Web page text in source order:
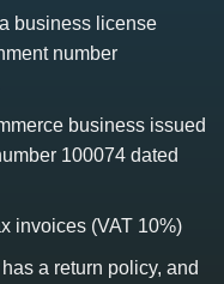
business license
number
business issued
100074 dated
invoices (VAT 10%)
a return policy, and